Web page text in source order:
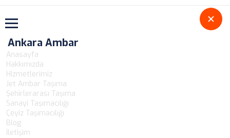
Toggle navigation
Ankara Ambar
Anasayfa
Hakkımızda
Hizmetlerimiz
Jet Ambar Taşıma
Şehirlerarası Taşıma
Sanayi Taşımacılığı
Çeyiz Taşımacılığı
Blog
İletişim